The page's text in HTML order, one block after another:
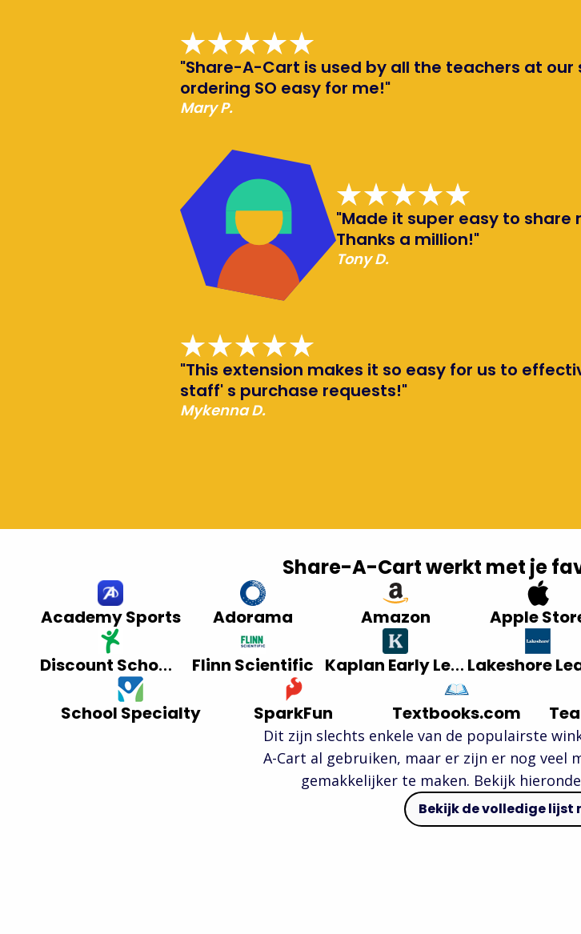
"Share-A-Cart is used by all the teachers at our
ordering SO easy for me!"
Mary P.
"Made it super easy to
Thanks a million!"
Tony D.
"This extension makes it so easy for us to
staff' s purchase requests!"
Mykenna D.
Share-A-Cart werkt met je
Academy Sports Adorama Amazon Apple
Discount School Supply Flinn Scientific Kaplan Early Learning Company
School Specialty SparkFun Textbooks.com
Dit zijn slechts enkele van de populairste
A-Cart al gebruiken, maar er zijn er nog veel
gemakkelijker te maken. Bekijk
Bekijk de volledige lijst